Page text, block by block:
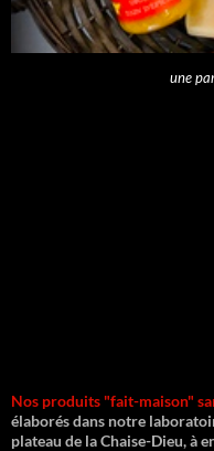
une
Nos produits "fait-maison"
élaborés dans notre
plateau de la Chaise-Dieu, à